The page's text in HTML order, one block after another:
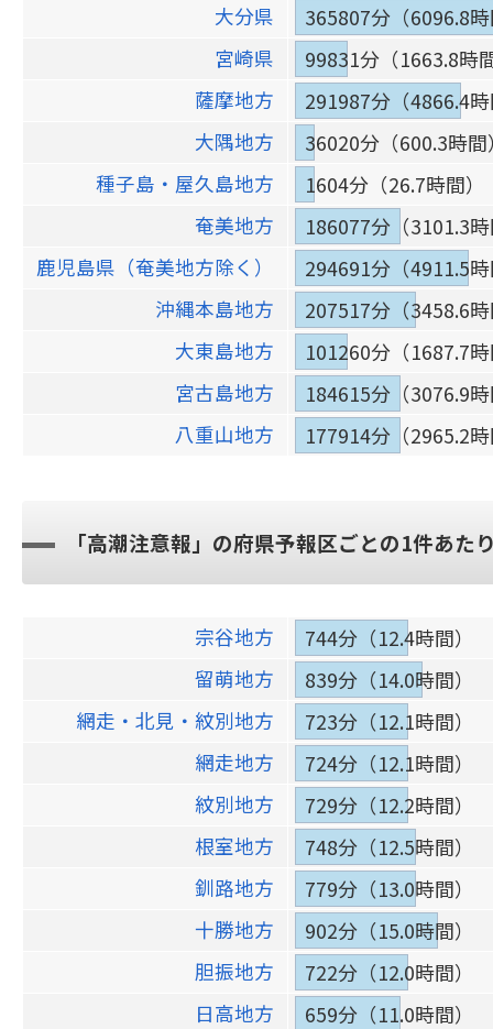
大分県
365807分（6096.8
宮崎県
99831分（1663.8時
薩摩地方
291987分（4866.4
大隅地方
36020分（600.3時間
種子島・屋久島地方
1604分（26.7時間）
奄美地方
186077分（3101.3
鹿児島県（奄美地方除く）
294691分（4911.5
沖縄本島地方
207517分（3458.6
大東島地方
101260分（1687.7
宮古島地方
184615分（3076.9
八重山地方
177914分（2965.2
「高潮注意報」の府県予報区ごとの1件あた
宗谷地方
744分（12.4時間）
留萌地方
839分（14.0時間）
網走・北見・紋別地方
723分（12.1時間）
網走地方
724分（12.1時間）
紋別地方
729分（12.2時間）
根室地方
748分（12.5時間）
釧路地方
779分（13.0時間）
十勝地方
902分（15.0時間）
胆振地方
722分（12.0時間）
日高地方
659分（11.0時間）